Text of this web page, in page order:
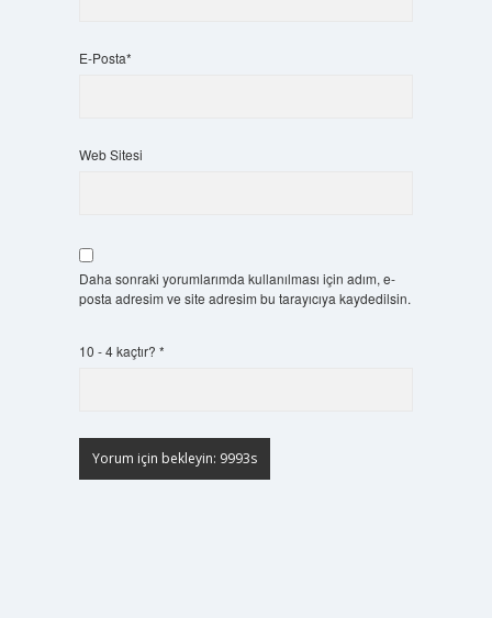
E-Posta*
Web Sitesi
Daha sonraki yorumlarımda kullanılması için adım, e-
posta adresim ve site adresim bu tarayıcıya kaydedilsin.
10 - 4 kaçtır? *